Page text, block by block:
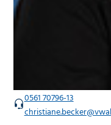
0561 70796-13